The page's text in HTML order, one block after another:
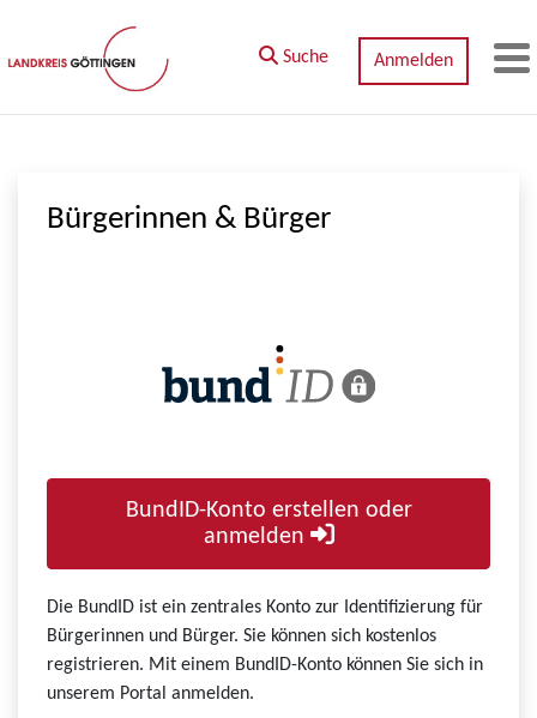
Zum Hauptinhalt springen
Suche Anmelden
Bürgerinnen & Bürger
BundID-Konto erstellen oder
anmelden
Die BundID ist ein zentrales Konto zur Identifizierung für
Bürgerinnen und Bürger. Sie können sich kostenlos
registrieren. Mit einem BundID-Konto können Sie sich in
unserem Portal anmelden.